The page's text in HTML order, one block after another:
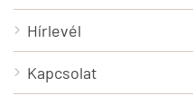
Hírlevél
Kapcsolat